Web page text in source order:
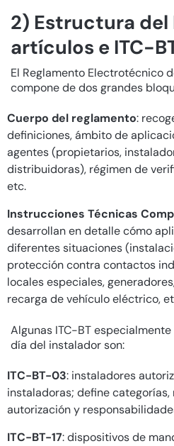
2) Estructura del
artículos e ITC-
El Reglamento Electrotécnico
compone de dos grandes
Cuerpo del reglamento:
definiciones, ámbito de
agentes (propietarios,
distribuidoras), régimen de
etc.
Instrucciones Técnicas
desarrollan en detalle cómo
diferentes situaciones
protección contra contactos
locales especiales,
recarga de vehículo eléctrico,
Algunas ITC-BT
día del instalador son:
ITC-BT-03: instaladores
instaladoras; define
autorización y
ITC-BT-17: dispositivos de